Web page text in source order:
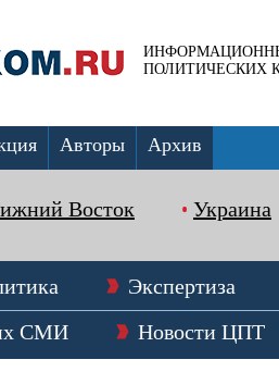
ПОЛИТИЧЕСКИХ
Авторы Архив
Восток Украина
Экспертиза
СМИ Новости ЦПТ